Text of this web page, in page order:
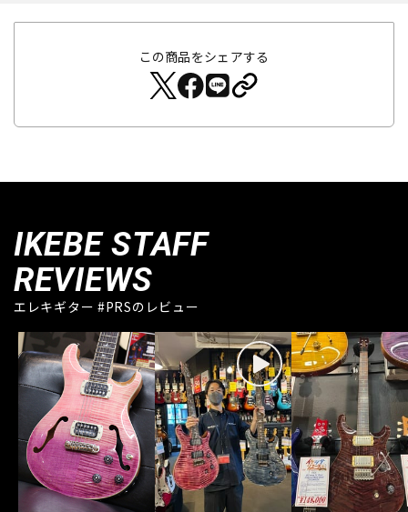
この商品をシェアする
IKEBE STAFF
REVIEWS
エレキギター #PRSのレビュー